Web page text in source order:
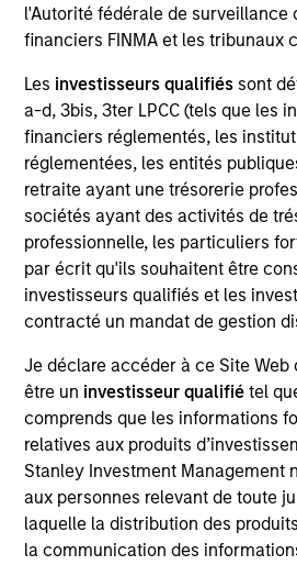
l'Autorité fédérale de surveillance
financiers FINMA et les tribunaux
Les investisseurs qualifiés sont
a-d, 3bis, 3ter LPCC (tels que les
financiers réglementés, les
réglementées, les entités
retraite ayant une trésorerie
sociétés ayant des activités de
professionnelle, les particuliers
par écrit qu'ils souhaitent être
investisseurs qualifiés et les
contracté un mandat de gestion
Je déclare accéder à ce Site Web
être un investisseur qualifiétel
comprends que les informations
relatives aux produits
Stanley Investment Management
aux personnes relevant de toute
laquelle la distribution des
la communication des
Invested on
Jun 2000
Transaction Type
Follow-On
Realization Date
Jan 2004
Yantra is an eBusiness software for
transactions. Acquired by Sterling
IBM (NYSE:IBM).
Investment Team
Morgan Stanley Expansion